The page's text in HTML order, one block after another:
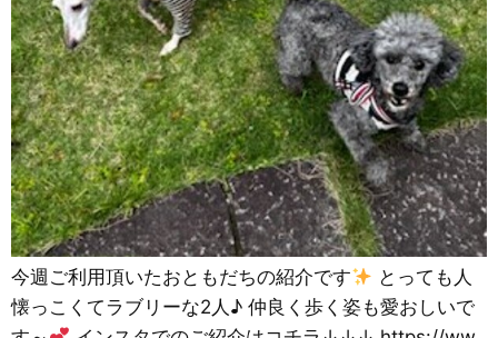
今週ご利用頂いたおともだちの紹介です
とっても人
懐っこくてラブリーな2人♪ 仲良く歩く姿も愛おしいで